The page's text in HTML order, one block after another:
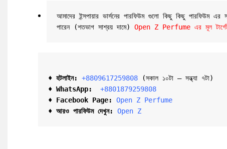
আমাদের ইন্সপায়ার ভার্সনের পারফিউম গুলো কিছু কিছু পারফিউম
পারেন (শতভাগ সাশ্রয় দামে) Open Z Perfume এর মূল টার্গেট
♦ হটলাইন: +8809617259808
(সকাল ১০টা – সন্ধ্যা ৭টা)
♦ WhatsApp:
+8801879259808
♦ Facebook Page:
Open Z Perfume
♦ আরও পারফিউম দেখুন:
Open Z